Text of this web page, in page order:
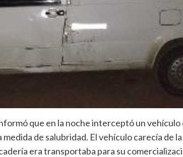
que en la noche interceptó un
de salubridad. El vehículo carecía de
era transportaba para su